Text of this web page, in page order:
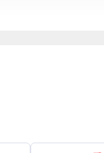
cạnh tranh và
Skyboss